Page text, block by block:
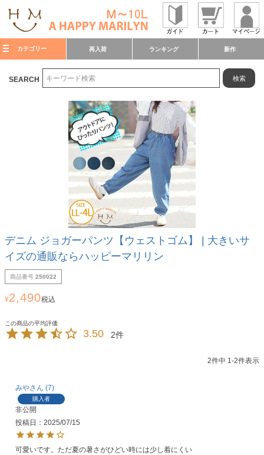
カテゴリー 再入荷 ランキング 新作
SEARCH 検索
デニム ジョガーパンツ【ウェストゴム】 | 大きいサ
イズの通販ならハッピーマリリン
商品番号 250022
¥2,490税込
3.50 2
2件中 1-2件表示
みや 7
購入者
非公開
投稿日
2025/07/15
可愛いです。ただ夏の暑さがひどい時には少し着にくい